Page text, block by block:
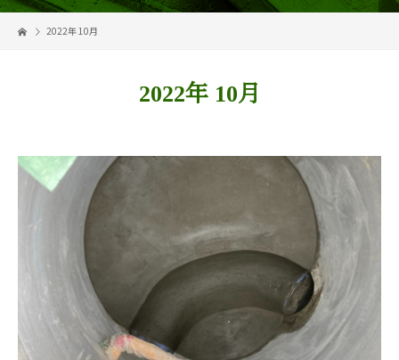
2022年 10月
2022年 10月